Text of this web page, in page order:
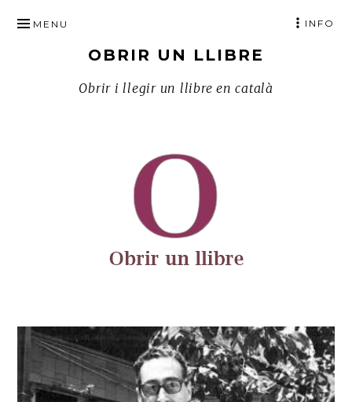
TO
CONTENTOBRIR UN LLIBRE
Obrir i llegir un llibre en català
MENU INFO